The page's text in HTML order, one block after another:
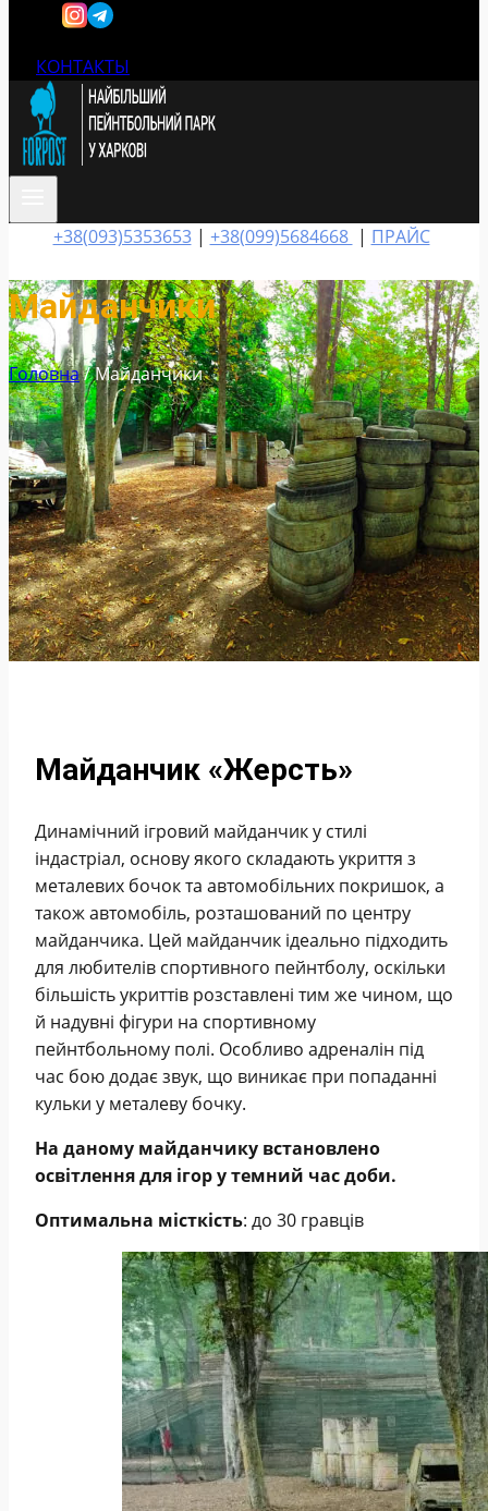
КОНТАКТЫ
+38(093)5353653| +38(099)5684668 | ПРАЙС
Майданчики
Головна/Майданчики
Майданчик «Жерсть»
Динамічний ігровий майданчик у стилі
індастріал, основу якого складають укриття з
металевих бочок та автомобільних покришок, а
також автомобіль, розташований по центру
майданчика. Цей майданчик ідеально підходить
для любителів спортивного пейнтболу, оскільки
більшість укриттів розставлені тим же чином, що
й надувні фігури на спортивному
пейнтбольному полі. Особливо адреналін під
час бою додає звук, що виникає при попаданні
кульки у металеву бочку.
На даному майданчику встановлено
освітлення для ігор у темний час доби.
Оптимальна місткість: до 30 гравців